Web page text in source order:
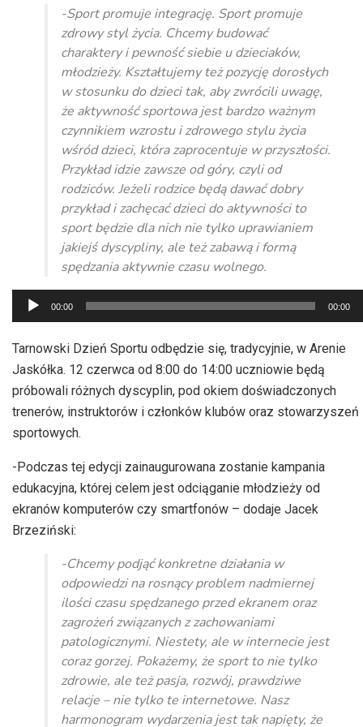
-Sport promuje integrację. Sport promuje
zdrowy styl życia. Chcemy budować
charaktery i pewność siebie u dzieciaków,
młodzieży. Kształtujemy też pozycję dorosłych
w stosunku do dzieci tak, aby zwrócili uwagę,
że aktywność sportowa jest bardzo ważnym
czynnikiem wzrostu i zdrowego stylu życia
wśród dzieci, która zaprocentuje w przyszłości.
Przykład idzie zawsze od góry, czyli od
rodziców. Jeżeli rodzice będą dawać dobry
przykład i zachęcać dzieci do aktywności to
sport będzie dla nich nie tylko uprawianiem
jakiejś dyscypliny, ale też zabawą i formą
spędzania aktywnie czasu wolnego.
Odtwarzacz
plików
dźwiękowych
00:00 00:00
Tarnowski Dzień Sportu odbędzie się, tradycyjnie, w Arenie
Jaskółka. 12 czerwca od 8:00 do 14:00 uczniowie będą
próbowali różnych dyscyplin, pod okiem doświadczonych
trenerów, instruktorów i członków klubów oraz stowarzyszeń
sportowych.
-Podczas tej edycji zainaugurowana zostanie kampania
edukacyjna, której celem jest odciąganie młodzieży od
ekranów komputerów czy smartfonów – dodaje Jacek
Brzeziński:
-Chcemy podjąć konkretne działania w
odpowiedzi na rosnący problem nadmiernej
ilości czasu spędzanego przed ekranem oraz
zagrożeń związanych z zachowaniami
patologicznymi. Niestety, ale w internecie jest
coraz gorzej. Pokażemy, że sport to nie tylko
zdrowie, ale też pasja, rozwój, prawdziwe
relacje – nie tylko te internetowe. Nasz
harmonogram wydarzenia jest tak napięty, że